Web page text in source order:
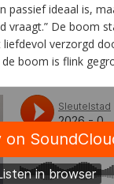
passief ideaal is,
vraagt.” De boom
verzorgd
boom is flink